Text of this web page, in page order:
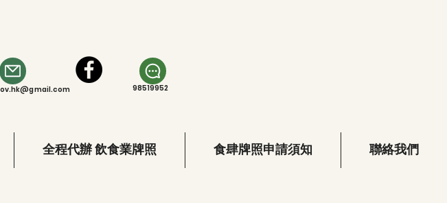
98519952
全程代辦 飲食業牌照 食肆牌照申請須知 聯絡我們